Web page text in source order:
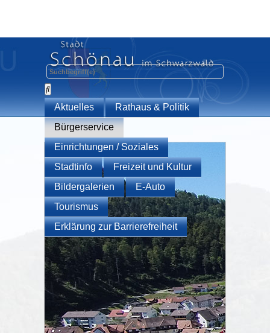
Aktuelles
Rathaus & Politik
Bürgerservice
Einrichtungen / Soziales
Stadtinfo
Freizeit und Kultur
Bildergalerien
E-Auto
Tourismus
Erklärung zur Barrierefreiheit